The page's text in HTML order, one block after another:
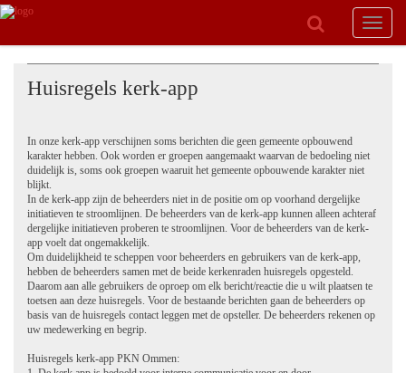
Toggle
Huisregels kerk-app
In onze kerk-app verschijnen soms berichten die geen gemeente opbouwend
karakter hebben. Ook worden er groepen aangemaakt waarvan de bedoeling niet
duidelijk is, soms ook groepen waaruit het gemeente opbouwende karakter niet
blijkt.
In de kerk-app zijn de beheerders niet in de positie om op voorhand dergelijke
initiatieven te stroomlijnen. De beheerders van de kerk-app kunnen alleen achteraf
dergelijke initiatieven proberen te stroomlijnen. Voor de beheerders van de kerk-
app voelt dat ongemakkelijk.
Om duidelijkheid te scheppen voor beheerders en gebruikers van de kerk-app,
hebben de beheerders samen met de beide kerkenraden huisregels opgesteld.
Daarom aan alle gebruikers de oproep om elk bericht/reactie die u wilt plaatsen te
toetsen aan deze huisregels. Voor de bestaande berichten gaan de beheerders op
basis van de huisregels contact leggen met de opsteller. De beheerders rekenen op
uw medewerking en begrip.
Huisregels kerk-app PKN Ommen: